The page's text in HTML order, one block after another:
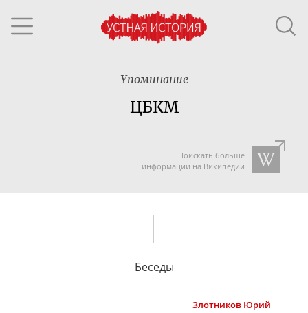
Упоминание
ЦБКМ
Поискать больше
информации на Википедии
Беседы
Злотников Юрий